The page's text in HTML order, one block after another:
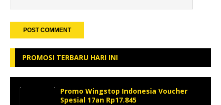
PROMOSI TERBARU HARI INI
Promo Wingstop Indonesia Voucher
Spesial 17an Rp17.845